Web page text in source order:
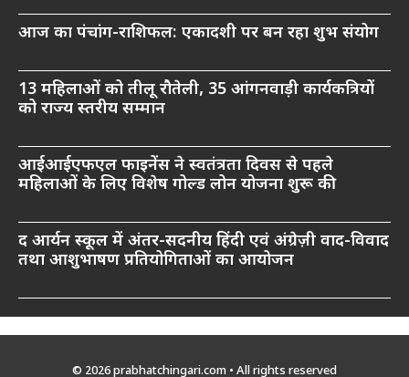
आज का पंचांग-राशिफल: एकादशी पर बन रहा शुभ संयोग
13 महिलाओं को तीलू रौतेली, 35 आंगनवाड़ी कार्यकत्रियों
को राज्य स्तरीय सम्मान
आईआईएफएल फाइनेंस ने स्वतंत्रता दिवस से पहले
महिलाओं के लिए विशेष गोल्ड लोन योजना शुरू की
द आर्यन स्कूल में अंतर-सदनीय हिंदी एवं अंग्रेज़ी वाद-विवाद
तथा आशुभाषण प्रतियोगिताओं का आयोजन
© 2026 prabhatchingari.com • All rights reserved